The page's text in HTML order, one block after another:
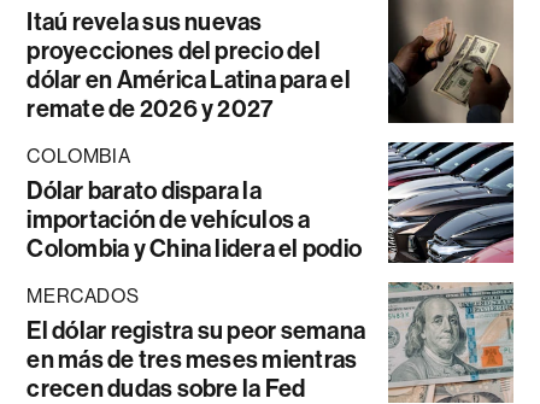
Itaú revela sus nuevas
proyecciones del precio del
dólar en América Latina para el
remate de 2026 y 2027
COLOMBIA
Dólar barato dispara la
importación de vehículos a
Colombia y China lidera el podio
MERCADOS
El dólar registra su peor semana
en más de tres meses mientras
crecen dudas sobre la Fed